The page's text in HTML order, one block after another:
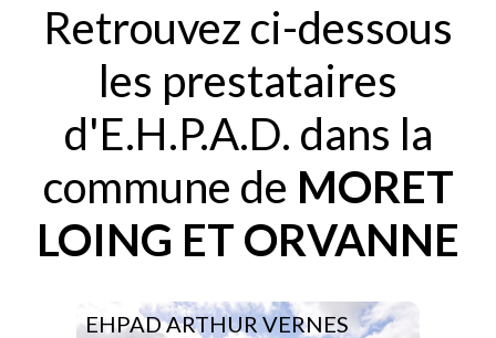
Retrouvez ci-dessous
les prestataires
d'E.H.P.A.D. dans la
commune de MORET
LOING ET ORVANNE
EHPAD ARTHUR VERNES